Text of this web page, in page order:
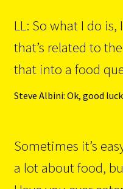
LL: So what I do
that’s related to
that into a food
Steve Albini: Ok, good
Sometimes it’s
a lot about food,